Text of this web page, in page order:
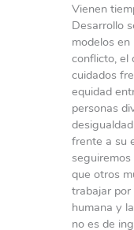
Vienen
Desarrollo
modelos
conflicto, el
cuidados
equidad
personas
frente a su
que otros
trabajar por
humana y
no es de